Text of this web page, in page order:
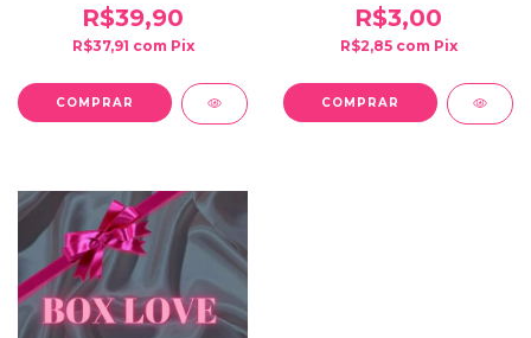
R$39,90
R$37,91 com Pix
R$3,00
R$2,85 com Pix
COMPRAR